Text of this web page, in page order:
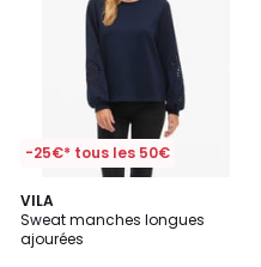
-25€* tous les 50€
VILA
Sweat manches longues
ajourées